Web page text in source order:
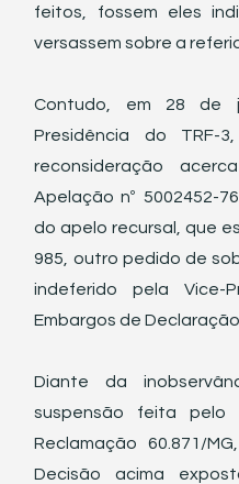
feitos, fossem eles
versassem sobre a
Contudo, em 28 de
Presidência do TRF-
reconsideração
Apelação nº 5002452-
do apelo recursal, que
985, outro pedido de
indeferido pela Vice-
Embargos de
Diante da
suspensão feita pelo
Reclamação 60.871/
Decisão acima